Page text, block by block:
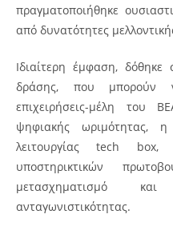
πραγματοποιήθηκε
από δυνατότητες
Ιδιαίτερη έμφαση, δόθηκε
δράσης, που μπορούν
επιχειρήσεις-μέλη του
ψηφιακής ωριμότητας,
λειτουργίας tech
υποστηρικτικών
μετασχηματισμό
ανταγωνιστικότητας.